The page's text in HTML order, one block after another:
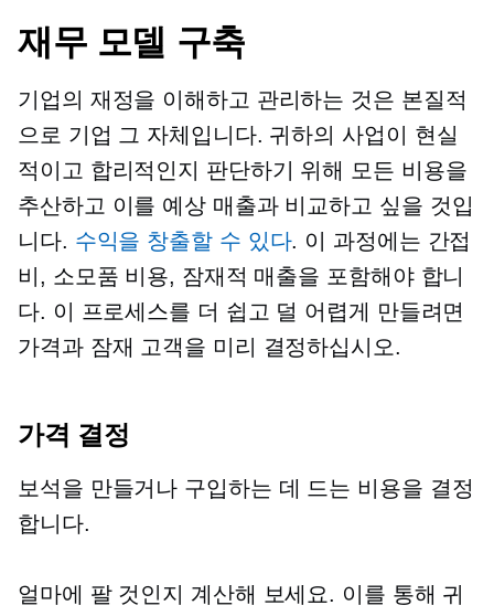
재무 모델 구축
기업의 재정을 이해하고 관리하는 것은 본질적
으로 기업 그 자체입니다. 귀하의 사업이 현실
적이고 합리적인지 판단하기 위해 모든 비용을
추산하고 이를 예상 매출과 비교하고 싶을 것입
니다. 수익을 창출할 수 있다. 이 과정에는 간접
비, 소모품 비용, 잠재적 매출을 포함해야 합니
다. 이 프로세스를 더 쉽고 덜 어렵게 만들려면
가격과 잠재 고객을 미리 결정하십시오.
가격 결정
보석을 만들거나 구입하는 데 드는 비용을 결정
합니다.
얼마에 팔 것인지 계산해 보세요. 이를 통해 귀